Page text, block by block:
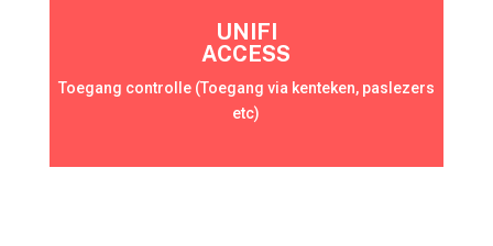
UNIFI
ACCESS
Toegang controlle (Toegang via kenteken, paslezers
etc)